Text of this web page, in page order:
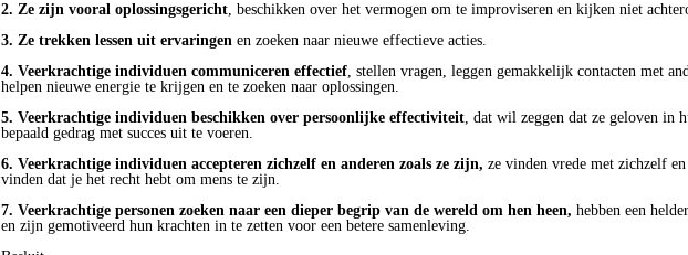
2. Ze zijn vooral oplossingsgericht, beschikken over het vermogen om te improviseren en kijken niet
3. Ze trekken lessen uit ervaringenen zoeken naar nieuwe effectieve acties.
4. Veerkrachtige individuen communiceren effectief, stellen vragen, leggen gemakkelijk contacten met
helpen nieuwe energie te krijgen en te zoeken naar oplossingen.
5. Veerkrachtige individuen beschikken over persoonlijke effectiviteit, dat wil zeggen dat ze geloven in
bepaald gedrag met succes uit te voeren.
6. Veerkrachtige individuen accepteren zichzelf en anderen zoals ze zijn, ze vinden vrede met zichzelf
vinden dat je het recht hebt om mens te zijn.
7. Veerkrachtige personen zoeken naar een dieper begrip van de wereld om hen heen, hebben een
en zijn gemotiveerd hun krachten in te zetten voor een betere samenleving.